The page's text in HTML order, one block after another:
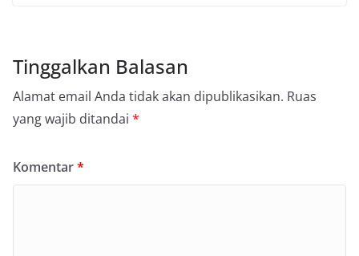
Tinggalkan Balasan
Alamat email Anda tidak akan dipublikasikan. Ruas
yang wajib ditandai *
Komentar*